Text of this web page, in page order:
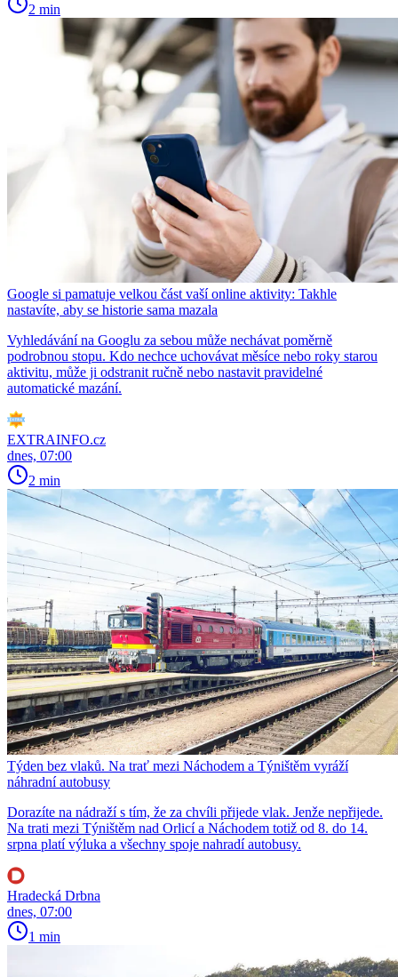
2 min
Google si pamatuje velkou část vaší online aktivity: Takhle
nastavíte, aby se historie sama mazala
Vyhledávání na Googlu za sebou může nechávat poměrně
podrobnou stopu. Kdo nechce uchovávat měsíce nebo roky starou
aktivitu, může ji odstranit ručně nebo nastavit pravidelné
automatické mazání.
EXTRAINFO.cz
dnes, 07:00
2 min
Týden bez vlaků. Na trať mezi Náchodem a Týništěm vyráží
náhradní autobusy
Dorazíte na nádraží s tím, že za chvíli přijede vlak. Jenže nepřijede.
Na trati mezi Týništěm nad Orlicí a Náchodem totiž od 8. do 14.
srpna platí výluka a všechny spoje nahradí autobusy.
Hradecká Drbna
dnes, 07:00
1 min